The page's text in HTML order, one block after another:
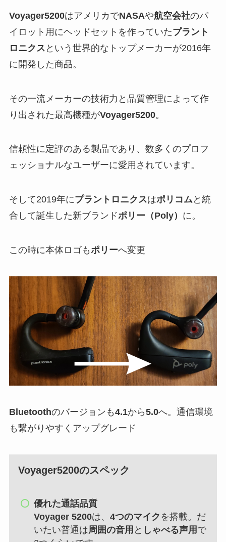
Voyager5200はアメリカでNASAや航空会社のパ
イロット用にヘッドセットを作っていたプラント
ロニクス という世界的なトップメーカーが2016年
に開発した商品。
その一流メーカーの技術力と品質管理によって作
り出された最高機種がVoyager5200。
信頼性に定評のある製品であり、数多くのプロフ
ェッショナルなユーザーに愛用されています。
そして2019年にプラントロニクスはポリコムと統
合して誕生した新ブランドポリー（Poly） に。
この時に本体ロゴもポリーへ変更
Bluetoothのバージョンも4.1から5.0へ。通信環境
も繋がりやすくアップグレード
Voyager5200のスペック
優れた通話品質
Voyager 5200は、4つのマイク を搭載。だ
いたい普通は周囲の音用 と しゃべる声用 で